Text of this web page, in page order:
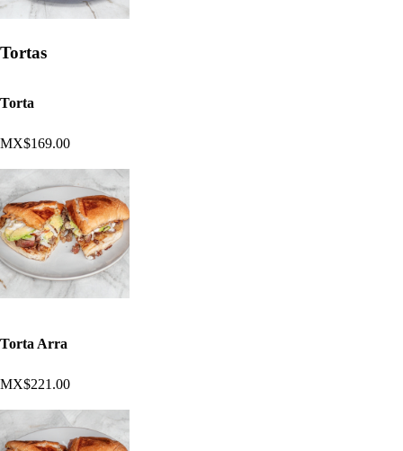
Tortas
Torta
MX$169.00
Torta Arra
MX$221.00